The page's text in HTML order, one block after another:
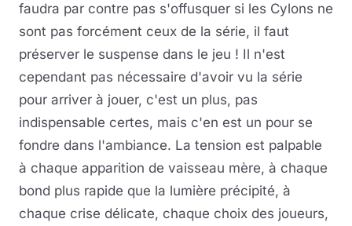
faudra par contre pas s'offusquer si les Cylons ne
sont pas forcément ceux de la série, il faut
préserver le suspense dans le jeu ! Il n'est
cependant pas nécessaire d'avoir vu la série
pour arriver à jouer, c'est un plus, pas
indispensable certes, mais c'en est un pour se
fondre dans l'ambiance. La tension est palpable
à chaque apparition de vaisseau mère, à chaque
bond plus rapide que la lumière précipité, à
chaque crise délicate, chaque choix des joueurs,